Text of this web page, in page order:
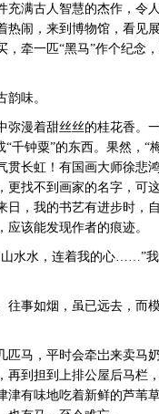
满古人智慧的杰作，令
闹，来到博物馆，看见
牵一匹“黑马”作个纪念
味。
漫着甜丝丝的桂花香。
千钟粟”的东西。果然，“
长虹！有国画大师徐悲
找不到画家的名字，可
，我的书艺有进步时，
该能发现作者的痕迹。
水水，连着我的心……”
事如烟，虽已远去，而
马，平时会牵岀来卖马
到担到上排公屋后马栏
有味地吃着新鲜的芦苇